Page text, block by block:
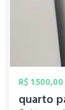
R$
quarto